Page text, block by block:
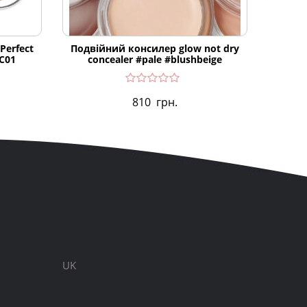
Подвійний консилер glow not dry
concealer #pale #blushbeige
810 грн.
UK